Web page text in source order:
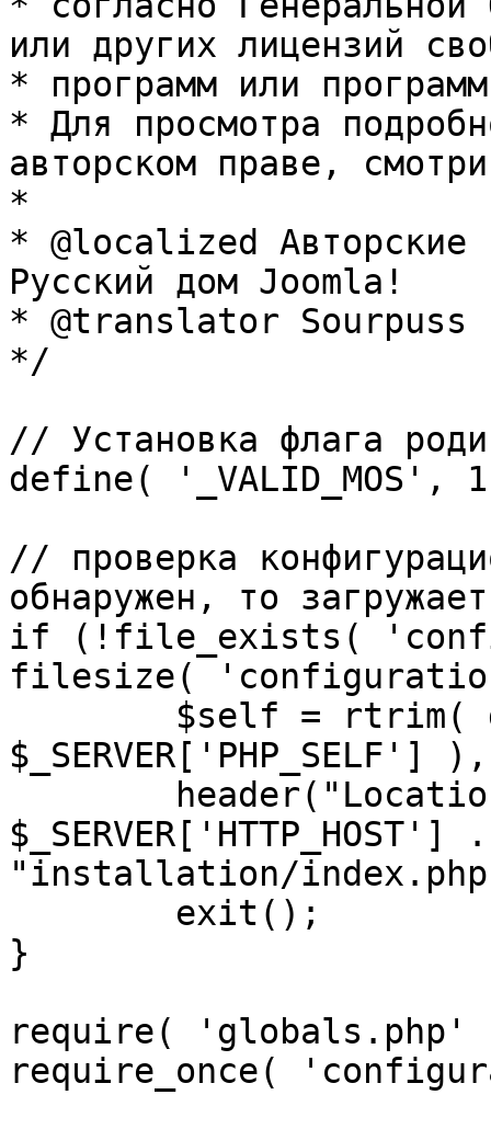
или других лицензий
* программ или
* Для просмотра
авторском праве,
*
* @localized Авторские
Русский дом Joomla!
* @translator Sourpuss
*/
// Установка флага
define( '_VALID_MOS',
// проверка
обнаружен, то
if (!file_exists(
filesize(
"installation/
}
require(
require_once(